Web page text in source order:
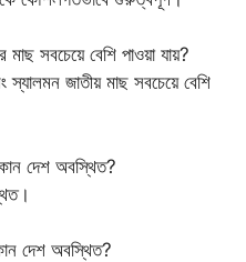
সবচেয়ে বেশি পাওয়া যায়?
স্যালমন জাতীয় মাছ সবচেয়ে বেশি
দেশ অবস্থিত?
দেশ অবস্থিত?